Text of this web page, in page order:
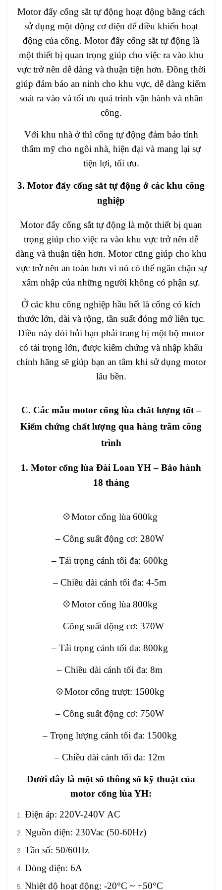
Motor đẩy cổng sắt tự động hoạt động bằng cách
sử dụng một động cơ điện để điều khiển hoạt
động của cổng. Motor đẩy cổng sắt tự động là
một thiết bị quan trọng giúp cho việc ra vào khu
vực trở nên dễ dàng và thuận tiện hơn. Đồng thời
giúp đảm bảo an ninh cho khu vực, dễ dàng kiểm
soát ra vào và tối ưu quá trình vận hành và nhân
công.
Với khu nhà ở thì cổng tự động đảm bảo tính
thẩm mỹ cho ngôi nhà, hiện đại và mang lại sự
tiện lợi, tối ưu.
3. Motor đẩy cổng sắt tự động ở các khu công
nghiệp
Motor đẩy cổng sắt tự động là một thiết bị quan
trọng giúp cho việc ra vào khu vực trở nên dễ
dàng và thuận tiện hơn. Motor cũng giúp cho khu
vực trở nên an toàn hơn vì nó có thể ngăn chặn sự
xâm nhập của những người không có phận sự.
Ở các khu công nghiệp hầu hết là cổng có kích
thước lớn, dài và rộng, tần suất đóng mở liên tục.
Điều này đòi hỏi bạn phải trang bị một bộ motor
có tải trọng lớn, được kiểm chứng và nhập khẩu
chính hãng sẽ giúp bạn an tâm khi sử dụng motor
lâu bền.
C. Các mẫu motor cổng lùa chất lượng tốt –
Kiểm chứng chất lượng qua hàng trăm công
trình
1. Motor cổng lùa Đài Loan YH – Bảo hành
18 tháng
💠Motor cổng lùa 600kg
– Công suất động cơ: 280W
– Tải trọng cánh tối đa: 600kg
– Chiều dài cánh tối đa: 4-5m
💠Motor cổng lùa 800kg
– Công suất động cơ: 370W
– Tải trọng cánh tối đa: 800kg
– Chiều dài cánh tối đa: 8m
💠Motor cổng trượt: 1500kg
– Công suất động cơ: 750W
– Trọng lượng cánh tối đa: 1500kg
– Chiều dài cánh tối đa: 12m
Dưới đây là một số thông số kỹ thuật của
motor cổng lùa YH:
Điện áp: 220V-240V AC
Nguồn điện: 230Vac (50-60Hz)
Tần số: 50/60Hz
Dòng điện: 6A
Nhiệt độ hoạt động: -20°C ~ +50°C